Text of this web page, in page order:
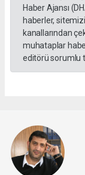
Haber Ajansı
haberler,
kanallarından
muhataplar
editörü sorumlu